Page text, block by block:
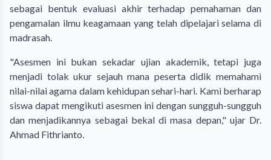
sebagai bentuk evaluasi akhir terhadap pemahaman dan
pengamalan ilmu keagamaan yang telah dipelajari selama di
madrasah.
"Asesmen ini bukan sekadar ujian akademik, tetapi juga
menjadi tolak ukur sejauh mana peserta didik memahami
nilai-nilai agama dalam kehidupan sehari-hari. Kami berharap
siswa dapat mengikuti asesmen ini dengan sungguh-sungguh
dan menjadikannya sebagai bekal di masa depan," ujar Dr.
Ahmad Fithrianto.